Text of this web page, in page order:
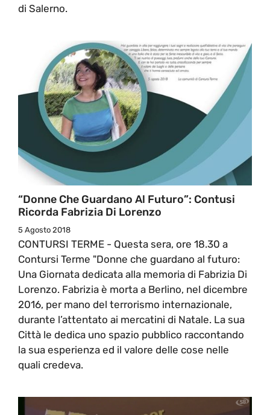
di Salerno.
“Donne Che Guardano Al Futuro”: Contusi
Ricorda Fabrizia Di Lorenzo
5 Agosto 2018
CONTURSI TERME - Questa sera, ore 18.30 a
Contursi Terme "Donne che guardano al futuro:
Una Giornata dedicata alla memoria di Fabrizia Di
Lorenzo. Fabrizia è morta a Berlino, nel dicembre
2016, per mano del terrorismo internazionale,
durante l’attentato ai mercatini di Natale. La sua
Città le dedica uno spazio pubblico raccontando
la sua esperienza ed il valore delle cose nelle
quali credeva.